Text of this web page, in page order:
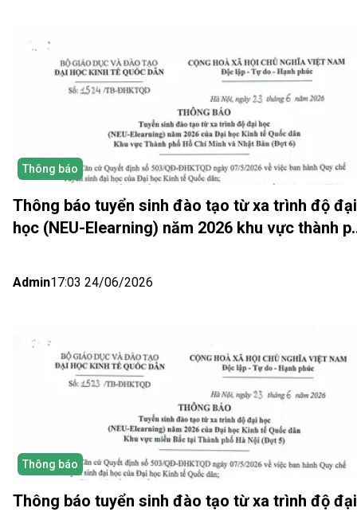
Thông báo
Thông báo tuyển sinh đào tạo từ xa trình độ đại
học (NEU-Elearning) năm 2026 khu vực thành
Admin17:03 24/06/2026
Thông báo
Thông báo tuyển sinh đào tạo từ xa trình độ đại